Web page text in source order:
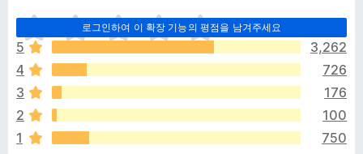
로그인하여 이 확장 기능의 평점을 남겨주세요
아
직
평
점
이
없
습
니
5
3,262
4
726
3
176
2
100
1
750